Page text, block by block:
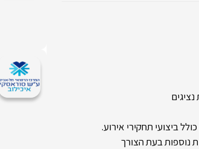
ביצועי תחקירי אירוע.